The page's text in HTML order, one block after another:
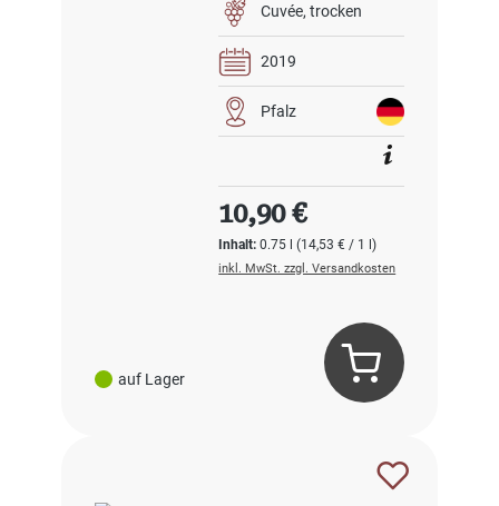
auf Lager
Cuvée trocken
2019
Pfalz
Inhalt:0.75 l(14,53 € / 1 l)
Regulärer Preis:
10,90 €
inkl. MwSt. zzgl. Versandkosten